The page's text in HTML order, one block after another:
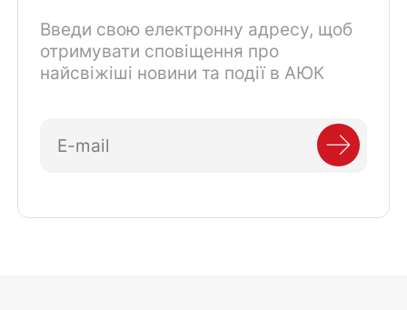
Введи свою електронну адресу, щоб
отримувати сповіщення про
найсвіжіші новини та події в АЮК